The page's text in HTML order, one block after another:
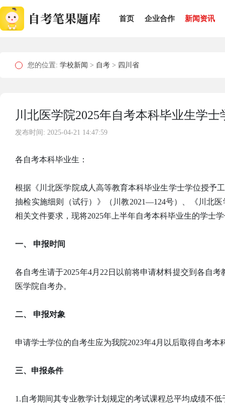
首页 企业合作 新闻资讯
您的位置: 学校新闻 > 自考 > 四川省
川北医学院2025年自考本科毕业生学
发布时间: 2025-04-21 14:47:59
各自考本科毕业生：
根据《川北医学院成人高等教育本科毕业生学士学位授予
抽检实施细则（试行）》（川教2021—124号）、《川北
相关文件要求，现将2025年上半年自考本科毕业生的学士
一、 申报时间
各自考生请于2025年4月22日以前将申请材料提交到各自
医学院自考办。
二、 申报对象
申请学士学位的自考生应为我院2023年4月以后取得自考本
三、申报条件
1.自考期间其专业教学计划规定的考试课程总平均成绩不低